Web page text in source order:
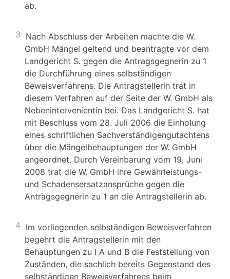
ab.
3 Nach Abschluss der Arbeiten machte die W.
GmbH Mängel geltend und beantragte vor dem
Landgericht S. gegen die Antragsgegnerin zu 1
die Durchführung eines selbständigen
Beweisverfahrens. Die Antragstellerin trat in
diesem Verfahren auf der Seite der W. GmbH als
Nebenintervenientin bei. Das Landgericht S. hat
mit Beschluss vom 28. Juli 2006 die Einholung
eines schriftlichen Sachverständigengutachtens
über die Mängelbehauptungen der W. GmbH
angeordnet. Durch Vereinbarung vom 19. Juni
2008 trat die W. GmbH ihre Gewährleistungs-
und Schadensersatzansprüche gegen die
Antragsgegnerin zu 1 an die Antragstellerin ab.
4 Im vorliegenden selbständigen Beweisverfahren
begehrt die Antragstellerin mit den
Behauptungen zu I A und B die Feststellung von
Zuständen, die sachlich bereits Gegenstand des
selbständigen Beweisverfahrens beim